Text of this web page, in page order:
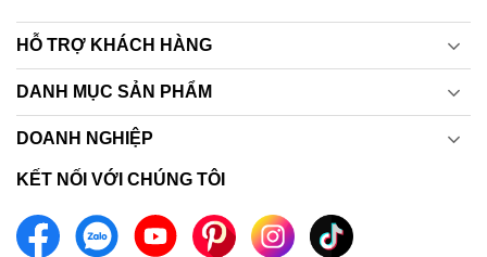
HỖ TRỢ KHÁCH HÀNG
DANH MỤC SẢN PHẨM
DOANH NGHIỆP
KẾT NỐI VỚI CHÚNG TÔI